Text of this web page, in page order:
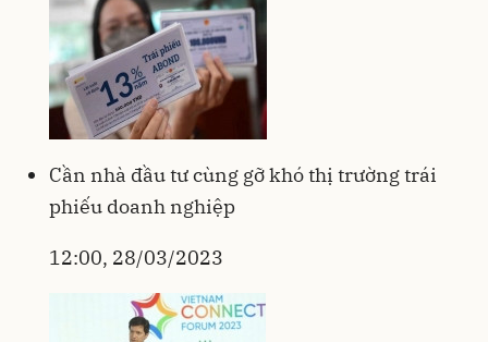
Cần nhà đầu tư cùng gỡ khó thị trường trái
phiếu doanh nghiệp
12:00, 28/03/2023